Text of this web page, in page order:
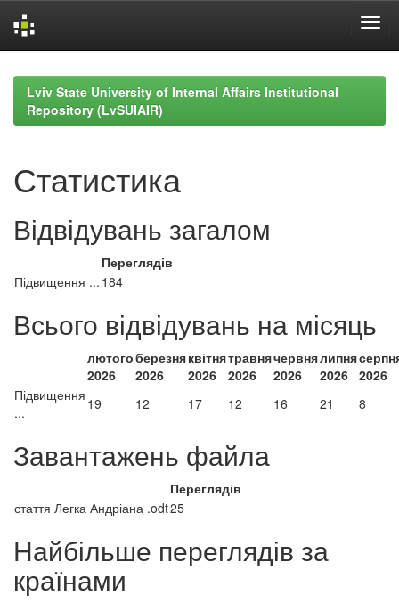
navigationLviv State University of Internal Affairs Institutional
Repository (LvSUIAIR)
Статистика
Відвідувань загалом
Переглядів
Підвищення ... 184
Всього відвідувань на місяць
лютого
2026
березня
2026
квітня
2026
травня
2026
червня
2026
липня
2026 2026
Підвищення
...
19 12 17 12 16 21 8
Завантажень файла
Переглядів
стаття Легка Андріана .odt25
Найбільше переглядів за
країнами